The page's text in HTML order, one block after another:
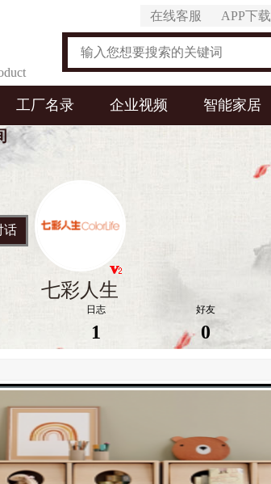
APP下载
在线客服
工厂名录 企业视频 智能家居
话
七彩人生
日志
1
好友
0